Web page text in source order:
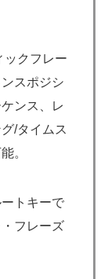
ックフレー
スポジシ
ンス、レ
/タイムス
。
トキーで
フレーズ